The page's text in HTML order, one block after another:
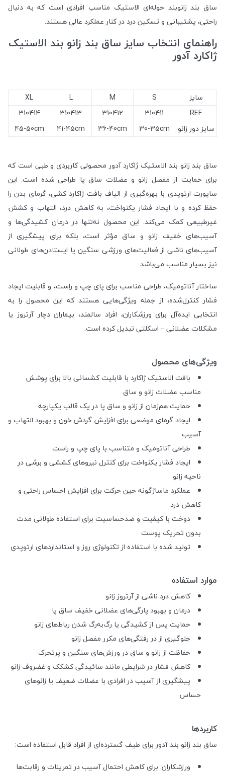
ساق بند زانوبند حوله‌ای الاستیک مناسب افرادی است که به دنبال
راحتی، پشتیبانی و تسکین درد در کنار عملکرد عالی هستند.
راهنمای انتخاب سایز ساق بند زانو بند الاستیک
ژاکارد آدور
سایز S
M
L
XL
REF
310411
310412
310413
310414
سایز دور زانو
30-35cm
36-40cm
41-45cm
45-50cm
ساق بند زانو بند الاستیک ژاکارد آدور محصولی کاربردی و طبی است که
برای حمایت از مفصل زانو و عضلات ساق پا طراحی شده است. این
ساپورت ارتوپدی با بهره‌گیری از الیاف بافت ژاکارد کشی، گرمای بدن را
حفظ کرده و با ایجاد فشار یکنواخت، به کاهش درد، التهاب و کشش
غیرطبیعی کمک می‌کند. این محصول نه‌تنها در درمان کشیدگی‌ها و
آسیب‌های خفیف زانو و ساق مؤثر است، بلکه برای پیشگیری از
آسیب‌های ناشی از فعالیت‌های ورزشی سنگین یا ایستادن‌های طولانی
نیز بسیار مناسب می‌باشد.
ساختار آناتومیک، طراحی مناسب برای پای چپ و راست، و قابلیت ایجاد
فشار کنترل‌شده، از جمله ویژگی‌هایی هستند که این محصول را به
انتخابی ایده‌آل برای ورزشکاران، افراد سالمند، بیماران دچار آرتروز یا
مشکلات عضلانی – اسکلتی تبدیل کرده است.
ویژگی‌های محصول
بافت الاستیک ژاکارد با قابلیت کشسانی بالا برای پوشش
مناسب عضلات زانو و ساق
حمایت هم‌زمان از زانو و ساق پا در یک قالب یکپارچه
ایجاد گرمای موضعی برای افزایش گردش خون و بهبود التهاب و
آسیب
طراحی آناتومیک و متناسب با پای چپ و راست
ایجاد فشار یکنواخت برای کنترل نیروهای کششی و برشی در
ناحیه زانو
عملکرد ماساژگونه حین حرکت برای افزایش احساس راحتی و
کاهش درد
دوخت با کیفیت و ضدحساسیت برای استفاده طولانی مدت
بدون تحریک پوست
تولید شده با استفاده از تکنولوژی روز و استانداردهای ارتوپدی
موارد استفاده
کاهش درد ناشی از آرتروز زانو
درمان و بهبود پارگی‌های عضلانی خفیف ساق پا
حمایت پس از کشیدگی یا رگ‌به‌رگ شدن رباط‌های زانو
جلوگیری از در رفتگی‌های مکرر مفصل زانو
حفاظت از زانو و ساق در ورزش‌های سنگین و پرتحرک
کاهش فشار در شرایطی مانند سائیدگی کشکک و غضروف زانو
پیشگیری از آسیب در افرادی با عضلات ضعیف یا زانوهای
حساس
کاربردها
ساق بند زانو بند آدور برای طیف گسترده‌ای از افراد قابل استفاده است:
ورزشکاران: برای کاهش احتمال آسیب در تمرینات و رقابت‌ها